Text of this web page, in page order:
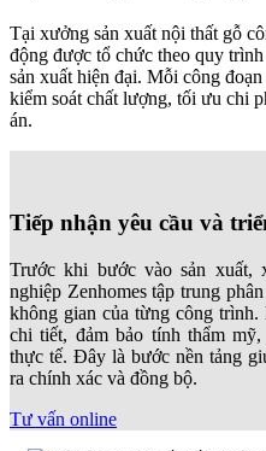
Tại xưởng sản xuất nội thất gỗ
động được tổ chức theo quy
sản xuất hiện đại. Mỗi công
kiểm soát chất lượng, tối ưu chi
án.
Tiếp nhận yêu cầu và
Trước khi bước vào sản xuất,
nghiệp Zenhomes tập trung
không gian của từng công
chi tiết, đảm bảo tính thẩm
thực tế. Đây là bước nền tảng
ra chính xác và đồng bộ.
Tư vấn online